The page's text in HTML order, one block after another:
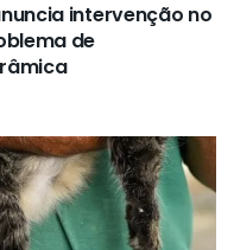
intervenção no
de